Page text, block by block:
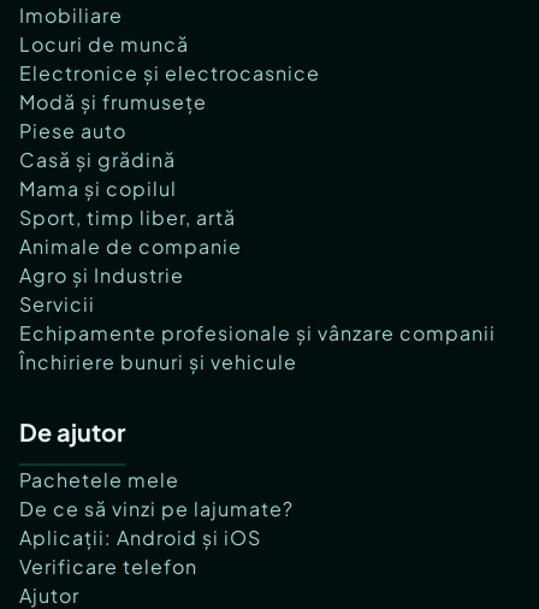
Imobiliare
Locuri de muncă
Electronice și electrocasnice
Modă și frumusețe
Piese auto
Casă și grădină
Mama și copilul
Sport, timp liber, artă
Animale de companie
Agro și Industrie
Servicii
Echipamente profesionale și vânzare companii
Închiriere bunuri și vehicule
De ajutor
Pachetele mele
De ce să vinzi pe lajumate?
Aplicații: Android și iOS
Verificare telefon
Ajutor